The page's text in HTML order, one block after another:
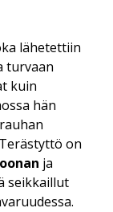
lähetettiin
turvaan
kuin
hän
on
ja
seikkaillut